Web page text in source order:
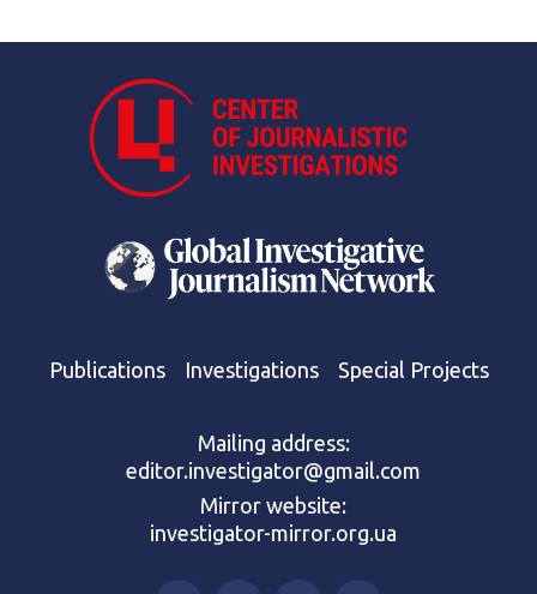
Publications Investigations Special Projects
Mailing address:
editor.investigator@gmail.com
Mirror website:
investigator-mirror.org.ua